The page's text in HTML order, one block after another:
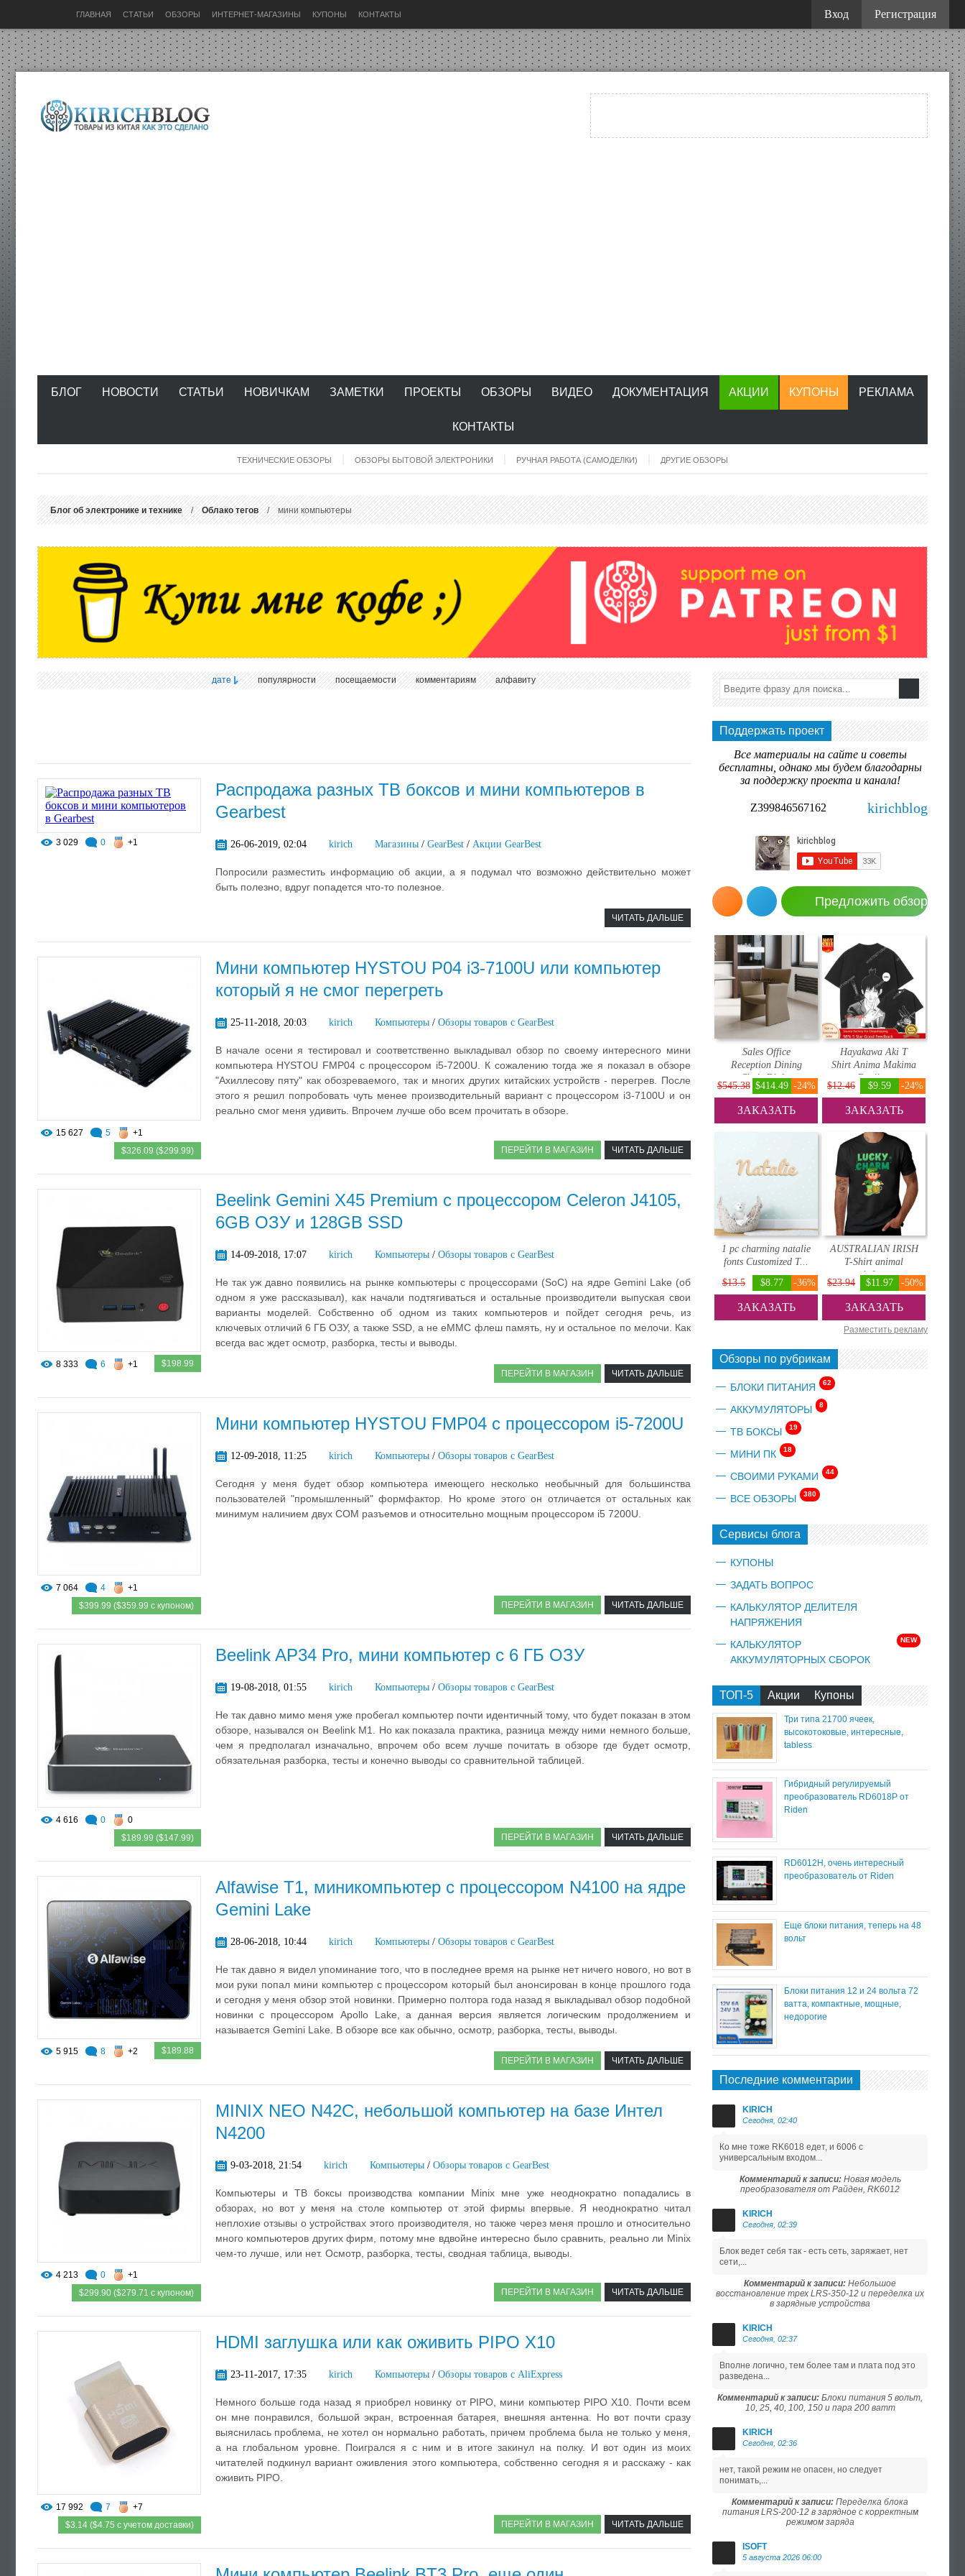
БЛОГ НОВОСТИ СТАТЬИ НОВИЧКАМ ЗАМЕТКИ ПРОЕКТЫ ОБЗОРЫ ВИДЕО ДОКУМЕНТАЦИЯ АКЦИИ КУПОНЫ РЕКЛАМА
КОНТАКТЫ
ТЕХНИЧЕСКИЕ ОБЗОРЫ ОБЗОРЫ БЫТОВОЙ ЭЛЕКТРОНИКИ РУЧНАЯ РАБОТА (САМОДЕЛКИ) ДРУГИЕ ОБЗОРЫ
Блог об электронике и технике/Облако тегов/ мини компьютеры
дате популярности посещаемости комментариям алфавиту
3 029 0 +1
Распродажа разных ТВ боксов и мини компьютеров в
Gearbest
26-06-2019, 02:04 kirich Магазины/ GearBest/ Акции GearBest
Попросили разместить информацию об акции, а я подумал что возможно действительно может
быть полезно, вдруг попадется что-то полезное.
ЧИТАТЬ ДАЛЬШЕ
15 627 5
+1
$326.09 ($299.99)
Мини компьютер HYSTOU P04 i3-7100U или компьютер
который я не смог перегреть
25-11-2018, 20:03 kirich Компьютеры/ Обзоры товаров с GearBest
В начале осени я тестировал и соответственно выкладывал обзор по своему интересного мини
компьютера HYSTOU FMP04 с процессором i5-7200U. К сожалению тогда же я показал в обзоре
"Ахиллесову пяту" как обозреваемого, так и многих других китайских устройств - перегрев. После
этого я решил попробовать чуть менее производительный вариант с процессором i3-7100U и он
реально смог меня удивить. Впрочем лучше обо всем прочитать в обзоре.
ПЕРЕЙТИ В МАГАЗИН ЧИТАТЬ ДАЛЬШЕ
8 333 6 +1 $198.99
Beelink Gemini X45 Premium с процессором Celeron J4105,
6GB ОЗУ и 128GB SSD
14-09-2018, 17:07 kirich Компьютеры/ Обзоры товаров с GearBest
Не так уж давно появились на рынке компьютеры с процессорами (SoC) на ядре Gemini Lake (об
одном я уже рассказывал), как начали подтягиваться и остальные производители выпуская свои
варианты моделей. Собственно об одном из таких компьютеров и пойдет сегодня речь, из
ключевых отличий 6 ГБ ОЗУ, а также SSD, а не eMMC флеш память, ну и остальное по мелочи. Как
всегда вас ждет осмотр, разборка, тесты и выводы.
ПЕРЕЙТИ В МАГАЗИН ЧИТАТЬ ДАЛЬШЕ
7 064 4
+1
$399.99 ($359.99 с купоном)
Мини компьютер HYSTOU FMP04 с процессором i5-7200U
12-09-2018, 11:25 kirich Компьютеры/ Обзоры товаров с GearBest
Сегодня у меня будет обзор компьютера имеющего несколько необычный для большинства
пользователей "промышленный" формфактор. Но кроме этого он отличается от остальных как
минимум наличием двух СОМ разъемов и относительно мощным процессором i5 7200U.
ПЕРЕЙТИ В МАГАЗИН ЧИТАТЬ ДАЛЬШЕ
4 616 0
0
$189.99 ($147.99)
Beelink AP34 Pro, мини компьютер с 6 ГБ ОЗУ
19-08-2018, 01:55 kirich Компьютеры/ Обзоры товаров с GearBest
Не так давно мимо меня уже пробегал компьютер почти идентичный тому, что будет показан в этом
обзоре, назывался он Beelink M1. Но как показала практика, разница между ними немного больше,
чем я предполагал изначально, впрочем обо всем лучше почитать в обзоре где будет осмотр,
обязательная разборка, тесты и конечно выводы со сравнительной таблицей.
ПЕРЕЙТИ В МАГАЗИН ЧИТАТЬ ДАЛЬШЕ
5 915 8 +2 $189.88
Alfawise T1, миникомпьютер с процессором N4100 на ядре
Gemini Lake
28-06-2018, 10:44 kirich Компьютеры/ Обзоры товаров с GearBest
Не так давно я видел упоминание того, что в последнее время на рынке нет ничего нового, но вот в
мои руки попал мини компьютер с процессором который был анонсирован в конце прошлого года
и сегодня у меня обзор этой новинки. Примерно полтора года назад я выкладывал обзор подобной
новинки с процессором Apollo Lake, а данная версия является логическим продолжением и
называется Gemini Lake. В обзоре все как обычно, осмотр, разборка, тесты, выводы.
ПЕРЕЙТИ В МАГАЗИН ЧИТАТЬ ДАЛЬШЕ
4 213 0
+1
$299.90 ($279.71 с купоном)
MINIX NEO N42C, небольшой компьютер на базе Интел
N4200
9-03-2018, 21:54 kirich Компьютеры/ Обзоры товаров с GearBest
Компьютеры и ТВ боксы производства компании Minix мне уже неоднократно попадались в
обзорах, но вот у меня на столе компьютер от этой фирмы впервые. Я неоднократно читал
неплохие отзывы о устройствах этого производителя, но также через меня прошло и относительно
много компьютеров других фирм, потому мне вдвойне интересно было сравнить, реально ли Minix
чем-то лучше, или нет. Осмотр, разборка, тесты, сводная таблица, выводы.
ПЕРЕЙТИ В МАГАЗИН ЧИТАТЬ ДАЛЬШЕ
17 992 7
+7
$3.14 ($4.75 с учетом доставки)
HDMI заглушка или как оживить PIPO X10
23-11-2017, 17:35 kirich Компьютеры/ Обзоры товаров с AliExpress
Немного больше года назад я приобрел новинку от PIPO, мини компьютер PIPO X10. Почти всем
он мне понравился, большой экран, встроенная батарея, внешняя антенна. Но вот почти сразу
выяснилась проблема, не хотел он нормально работать, причем проблема была не только у меня,
а на глобальном уровне. Поигрался я с ним и в итоге закинул на полку. И вот один из моих
читателей подкинул вариант оживления этого компьютера, собственно сегодня я и расскажу - как
оживить PIPO.
ПЕРЕЙТИ В МАГАЗИН ЧИТАТЬ ДАЛЬШЕ
Поддержать проект
Все материалы на сайте и советы
бесплатны, однако мы будем благодарны
за поддержку проекта и канала!
Z399846567162 kirichblog
Предложить обзор
Sales Office
Reception Dining
Chair Dini...
$545.38 $414.49 -24%
ЗАКАЗАТЬ
Hayakawa Aki T
Shirt Anima Makima
Denji ...
$12.46 $9.59 -24%
ЗАКАЗАТЬ
1 pc charming natalie
fonts Customized T...
$13.5
$8.77 -36%
ЗАКАЗАТЬ
AUSTRALIAN IRISH
T-Shirt animal
prinfor ...
$23.94 $11.97 -50%
ЗАКАЗАТЬ
Разместить рекламу
Обзоры по рубрикам
62
БЛОКИ ПИТАНИЯ
8
АККУМУЛЯТОРЫ
19
ТВ БОКСЫ
18
МИНИ ПК
44
СВОИМИ РУКАМИ
380
ВСЕ ОБЗОРЫ
Сервисы блога
КУПОНЫ
ЗАДАТЬ ВОПРОС
КАЛЬКУЛЯТОР ДЕЛИТЕЛЯ
НАПРЯЖЕНИЯ
NEW
КАЛЬКУЛЯТОР
АККУМУЛЯТОРНЫХ СБОРОК
ТОП-5 Акции Купоны
Три типа 21700 ячеек,
высокотоковые, интересные,
tabless
Гибридный регулируемый
преобразователь RD6018P от
Riden
RD6012H, очень интересный
преобразователь от Riden
Еще блоки питания, теперь на 48
вольт
Блоки питания 12 и 24 вольта 72
ватта, компактные, мощные,
недорогие
Последние комментарии
KIRICH
Сегодня, 02:40
Ко мне тоже RK6018 едет, и 6006 с
универсальным входом...
Комментарий к записи:Новая модель
преобразователя от Райден, RK6012
KIRICH
Сегодня, 02:39
Блок ведет себя так - есть сеть, заряжает, нет
сети,...
Комментарий к записи: Небольшое
восстановление трех LRS-350-12 и переделка их
в зарядные устройства
KIRICH
Сегодня, 02:37
Вполне логично, тем более там и плата под это
разведена...
Комментарий к записи: Блоки питания 5 вольт,
10, 25, 40, 100, 150 и пара 200 ватт
KIRICH
Сегодня, 02:36
нет, такой режим не опасен, но следует
понимать,...
Комментарий к записи: Переделка блока
питания LRS-200-12 в зарядное с корректным
режимом заряда
ISOFT
5 августа 2026 06:00
ГЛАВНАЯ СТАТЬИ ОБЗОРЫ ИНТЕРНЕТ-МАГАЗИНЫ КУПОНЫ КОНТАКТЫ Регистрация
Вход